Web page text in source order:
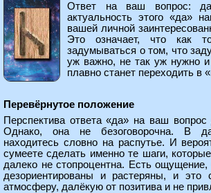
Ответ на ваш вопрос:
актуальность этого «да»
вашей личной
Это означает, что как
задумываться о том, что
уж важно, не так уж нужно
плавно станет переходить в
Перевёрнутое положение
Перспектива ответа «да» на ваш вопрос
Однако, она не безоговорочна. В
находитесь словно на распутье. И
сумеете сделать именно те шаги,
далеко не стопроцентна. Есть
дезориентированы и растеряны, и это
атмосферу, далёкую от позитива и не